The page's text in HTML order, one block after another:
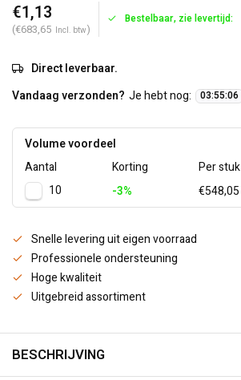
€1,13
(€683,65 Incl. btw)
Bestelbaar, zie levertijd:
Direct leverbaar.
Vandaag verzonden? Je hebt nog: 03:55:06
Volume voordeel
Aantal
Korting
Per stuk
10
-3% €548,05
Snelle levering uit eigen voorraad
Professionele ondersteuning
Hoge kwaliteit
Uitgebreid assortiment
BESCHRIJVING